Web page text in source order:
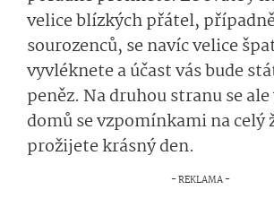
velice blízkých přátel,
sourozenců, se navíc velice
vyvléknete a účast vás bude
peněz. Na druhou stranu se
domů se vzpomínkami na celý
prožijete krásný den.